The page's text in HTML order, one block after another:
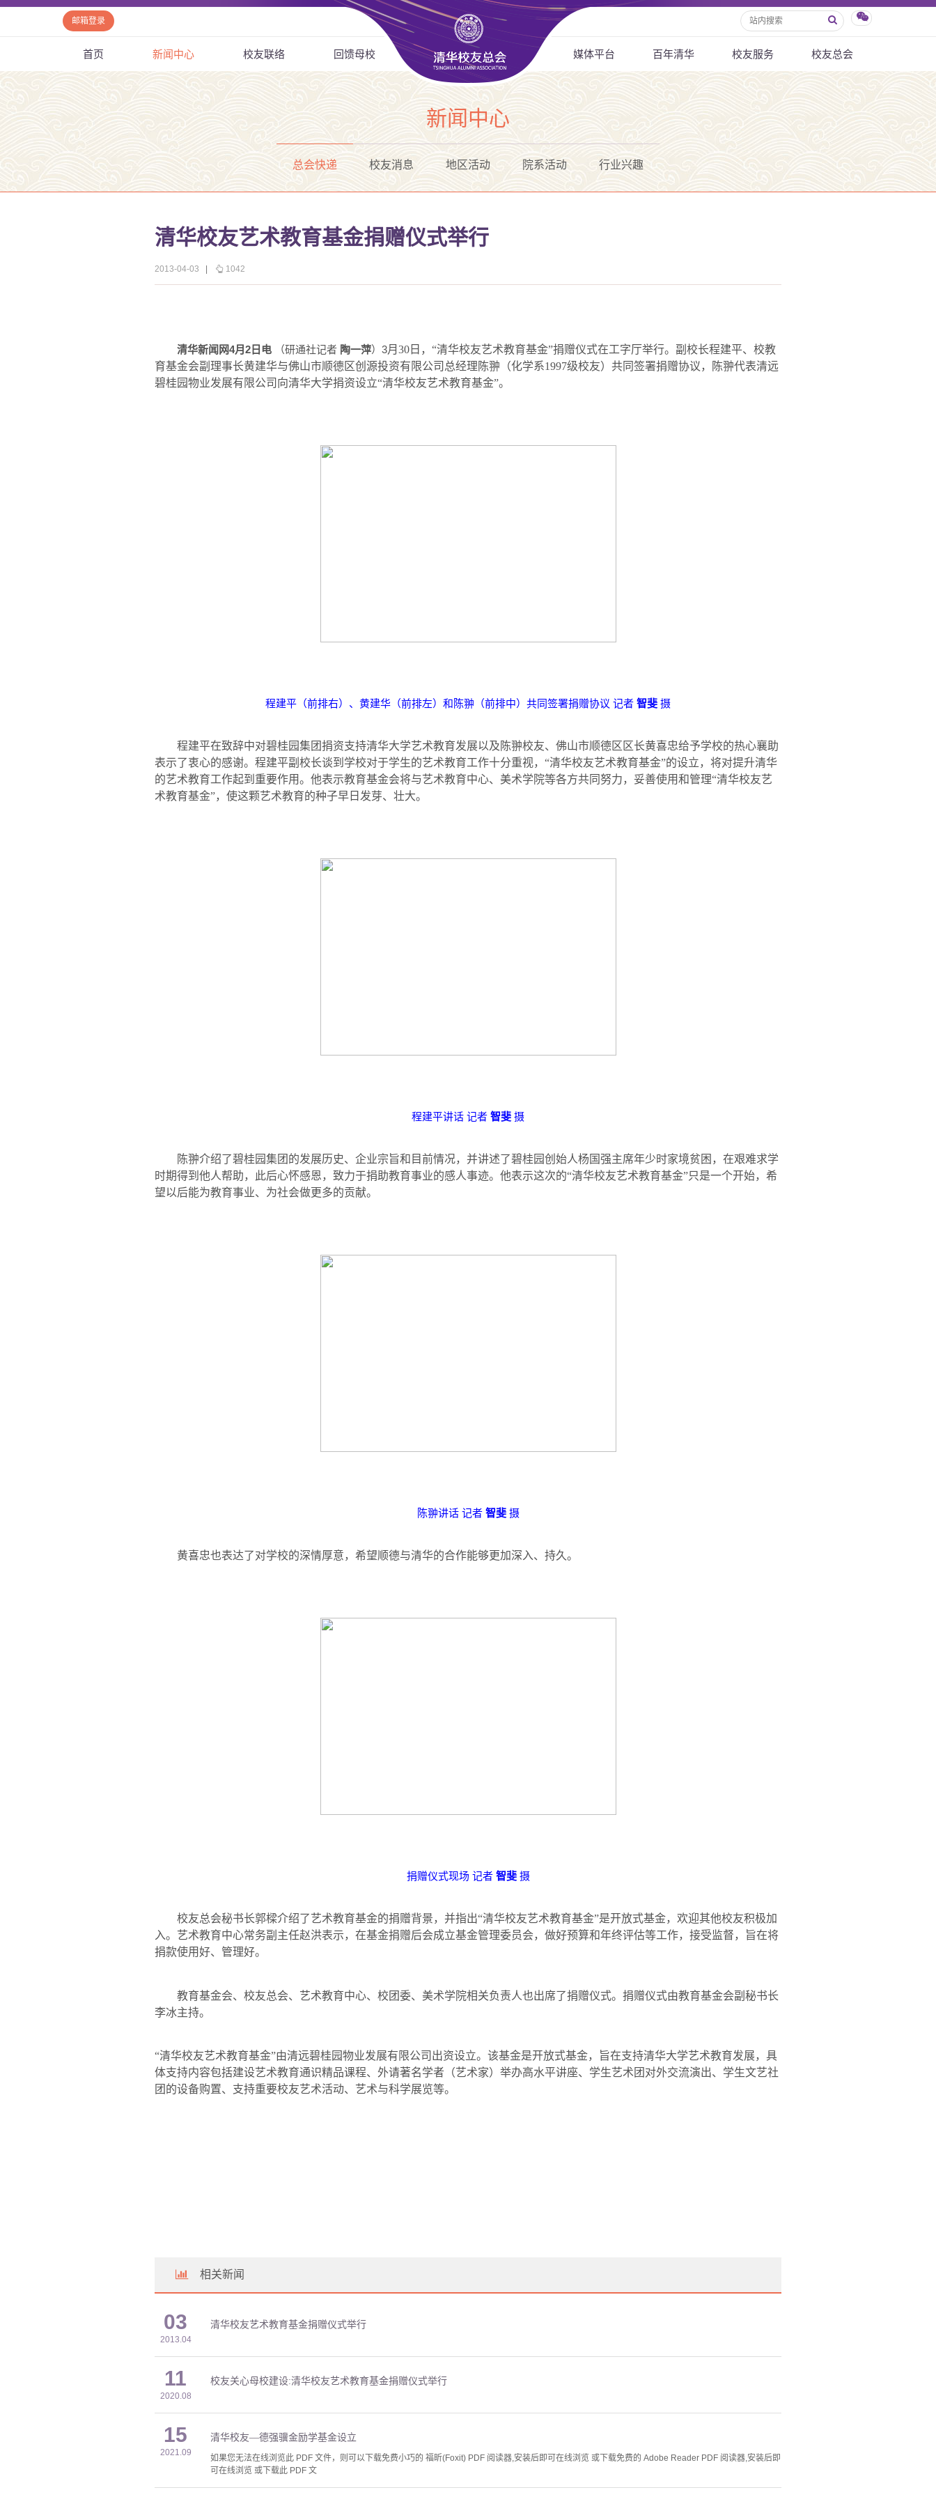
邮箱登录
首页 新闻中心 校友联络 回馈母校 媒体平台 百年清华 校友服务 校友总会
新闻中心
总会快递 校友消息 地区活动 院系活动 行业兴趣
清华校友艺术教育基金捐赠仪式举行
2013-04-03 1042
清华新闻网4月 2 日电 （研通社记者 陶一萍）3月 30 日，“清华校友艺术教育基金”捐赠仪式在工字厅举行。副校长程建平、校教
育基金会副理事长黄建华与佛山市顺德区创源投资有限公司总经理陈翀（化学系1997级校友）共同签署捐赠协议，陈翀代表清远
碧桂园物业发展有限公司向清华大学捐资设立“清华校友艺术教育基金”。
程建平（前排右）、黄建华（前排左）和陈翀（前排中）共同签署捐赠协议 记者 智斐 摄
程建平在致辞中对碧桂园集团捐资支持清华大学艺术教育发展以及陈翀校友、佛山市顺德区区长黄喜忠给予学校的热心襄助
表示了衷心的感谢。程建平副校长谈到学校对于学生的艺术教育工作十分重视，“清华校友艺术教育基金”的设立，将对提升清华
的艺术教育工作起到重要作用。他表示教育基金会将与艺术教育中心、美术学院等各方共同努力，妥善使用和管理“清华校友艺
术教育基金”，使这颗艺术教育的种子早日发芽、壮大。
程建平讲话 记者 智斐 摄
陈翀介绍了碧桂园集团的发展历史、企业宗旨和目前情况，并讲述了碧桂园创始人杨国强主席年少时家境贫困，在艰难求学
时期得到他人帮助，此后心怀感恩，致力于捐助教育事业的感人事迹。他表示这次的“清华校友艺术教育基金”只是一个开始，希
望以后能为教育事业、为社会做更多的贡献。
陈翀讲话 记者 智斐摄
黄喜忠也表达了对学校的深情厚意，希望顺德与清华的合作能够更加深入、持久。
捐赠仪式现场 记者 智斐摄
校友总会秘书长郭樑介绍了艺术教育基金的捐赠背景，并指出“清华校友艺术教育基金”是开放式基金，欢迎其他校友积极加
入。艺术教育中心常务副主任赵洪表示，在基金捐赠后会成立基金管理委员会，做好预算和年终评估等工作，接受监督，旨在将
捐款使用好、管理好。
教育基金会、校友总会、艺术教育中心、校团委、美术学院相关负责人也出席了捐赠仪式。捐赠仪式由教育基金会副秘书长
李冰主持。
“清华校友艺术教育基金”由清远碧桂园物业发展有限公司出资设立。该基金是开放式基金，旨在支持清华大学艺术教育发展，具
体支持内容包括建设艺术教育通识精品课程、外请著名学者（艺术家）举办高水平讲座、学生艺术团对外交流演出、学生文艺社
团的设备购置、支持重要校友艺术活动、艺术与科学展览等。
相关新闻
03
2013.04
清华校友艺术教育基金捐赠仪式举行
11
2020.08
校友关心母校建设:清华校友艺术教育基金捐赠仪式举行
15
2021.09
清华校友—德强骥金励学基金设立
如果您无法在线浏览此 PDF 文件，则可以下载免费小巧的 福昕(Foxit) PDF 阅读器,安装后即可在线浏览 或下载免费的 Adobe Reader PDF 阅读器,安装后即
可在线浏览 或下载此 PDF 文